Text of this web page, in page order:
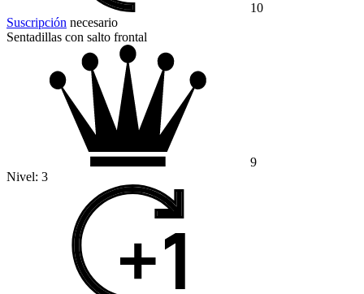
10
Suscripción necesario
Sentadillas con salto frontal
9
Nivel: 3